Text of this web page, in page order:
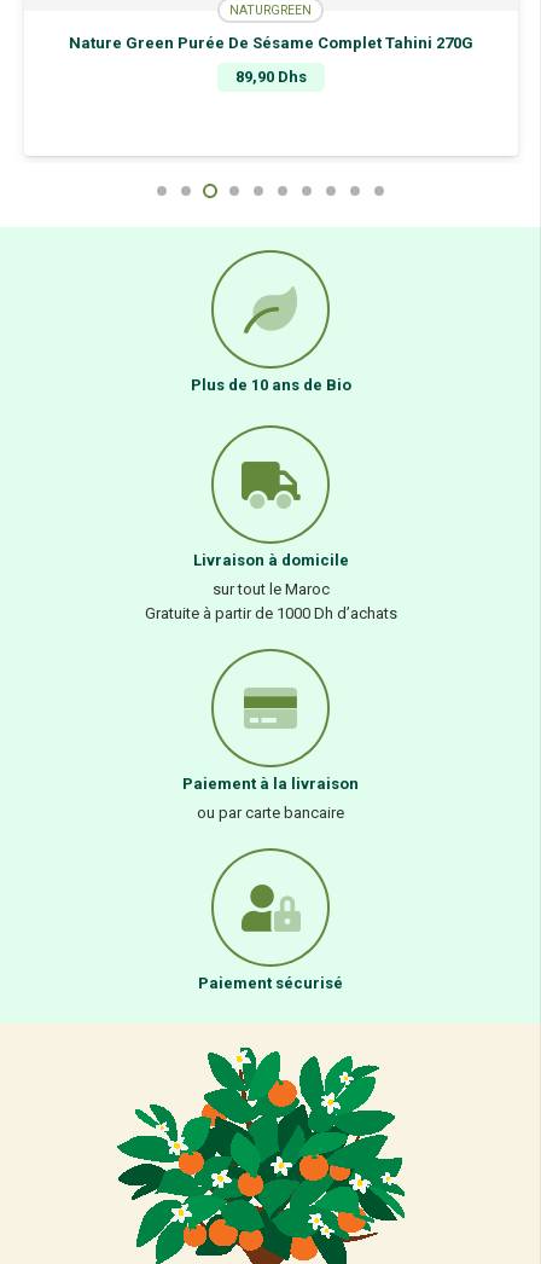
NATURGREEN
Nature Green Purée De Sésame Complet Tahini 270G
89,90 Dhs
Plus de 10 ans de Bio
Livraison à domicile
sur tout le Maroc
Gratuite à partir de 1000 Dh d’achats
Paiement à la livraison
ou par carte bancaire
Paiement sécurisé